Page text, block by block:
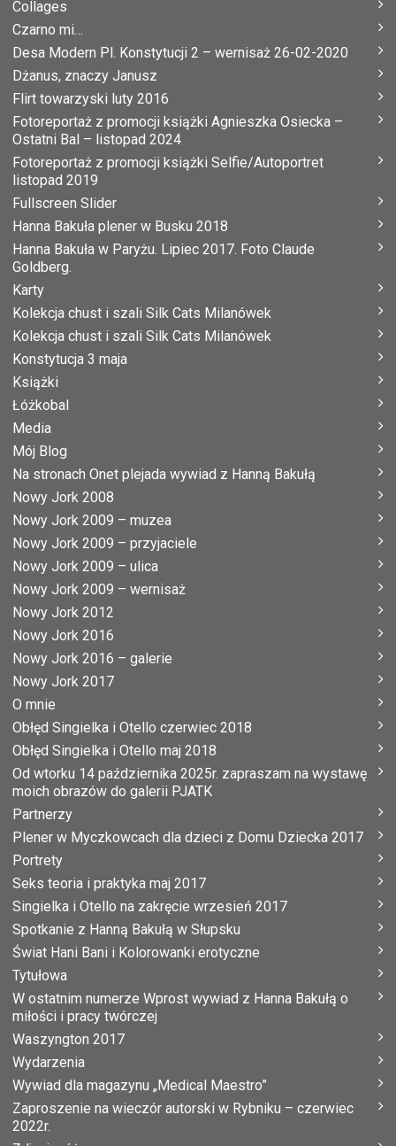
Collages
Czarno mi…
Desa Modern Pl. Konstytucji 2 – wernisaż 26-02-2020
Dżanus, znaczy Janusz
Flirt towarzyski luty 2016
Fotoreportaż z promocji książki Agnieszka Osiecka –
Ostatni Bal – listopad 2024
Fotoreportaż z promocji książki Selfie/Autoportret
listopad 2019
Fullscreen Slider
Hanna Bakuła plener w Busku 2018
Hanna Bakuła w Paryżu. Lipiec 2017. Foto Claude
Goldberg.
Karty
Kolekcja chust i szali Silk Cats Milanówek
Kolekcja chust i szali Silk Cats Milanówek
Konstytucja 3 maja
Książki
Łóżkobal
Media
Mój Blog
Na stronach Onet plejada wywiad z Hanną Bakułą
Nowy Jork 2008
Nowy Jork 2009 – muzea
Nowy Jork 2009 – przyjaciele
Nowy Jork 2009 – ulica
Nowy Jork 2009 – wernisaż
Nowy Jork 2012
Nowy Jork 2016
Nowy Jork 2016 – galerie
Nowy Jork 2017
O mnie
Obłęd Singielka i Otello czerwiec 2018
Obłęd Singielka i Otello maj 2018
Od wtorku 14 października 2025r. zapraszam na wystawę
moich obrazów do galerii PJATK
Partnerzy
Plener w Myczkowcach dla dzieci z Domu Dziecka 2017
Portrety
Seks teoria i praktyka maj 2017
Singielka i Otello na zakręcie wrzesień 2017
Spotkanie z Hanną Bakułą w Słupsku
Świat Hani Bani i Kolorowanki erotyczne
Tytułowa
W ostatnim numerze Wprost wywiad z Hanna Bakułą o
miłości i pracy twórczej
Waszyngton 2017
Wydarzenia
Wywiad dla magazynu „Medical Maestro”
Zaproszenie na wieczór autorski w Rybniku – czerwiec
2022r.